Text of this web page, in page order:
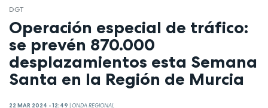
DGT
Operación especial de tráfico:
se prevén 870.000
desplazamientos esta Semana
Santa en la Región de Murcia
22 MAR 2024 - 12:49 |ONDA REGIONAL